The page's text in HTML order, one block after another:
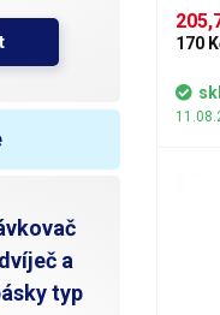
a
typ
170